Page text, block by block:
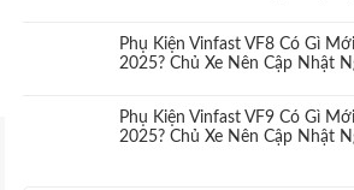
Phụ Kiện Vinfast VF8 Có Gì
2025? Chủ Xe Nên Cập Nhật
Phụ Kiện Vinfast VF9 Có Gì
2025? Chủ Xe Nên Cập Nhật